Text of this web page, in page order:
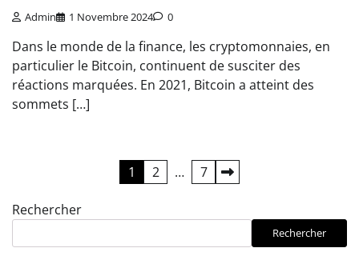
Admin 1 Novembre 2024 0
Dans le monde de la finance, les cryptomonnaies, en
particulier le Bitcoin, continuent de susciter des
réactions marquées. En 2021, Bitcoin a atteint des
sommets […]
des
1 2 … 7
Rechercher
Rechercher